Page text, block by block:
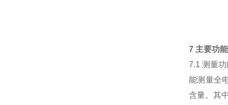
7 主要功
7.1 测量
能测量全
含量。其